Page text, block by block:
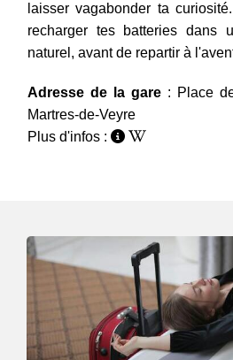
laisser vagabonder ta
recharger tes batteries dans
naturel, avant de repartir à
Adresse de la gare : Place
Martres-de-Veyre
Plus d'infos :